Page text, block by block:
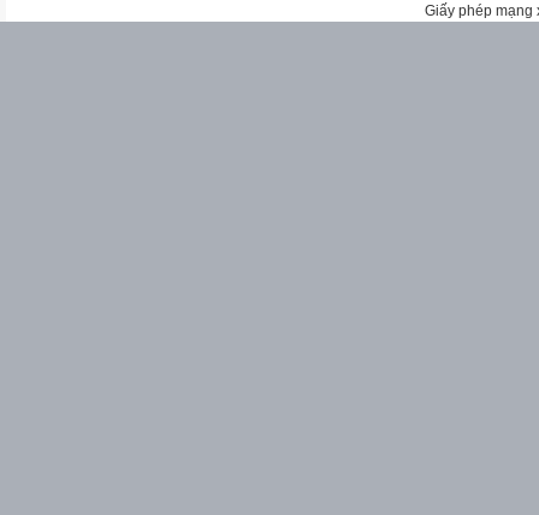
Giấy phép mạng